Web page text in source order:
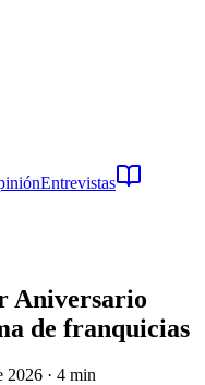
Entrevistas
Aniversario
de franquicias
2026 · 4 min